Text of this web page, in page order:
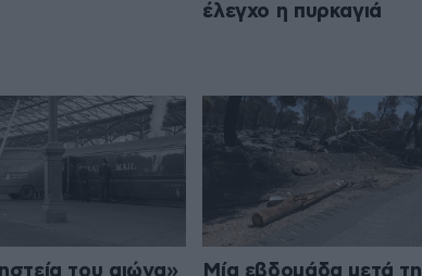
έλεγχο η πυρκαγιά
του αιώνα»
Μία εβδομάδα μετά τη